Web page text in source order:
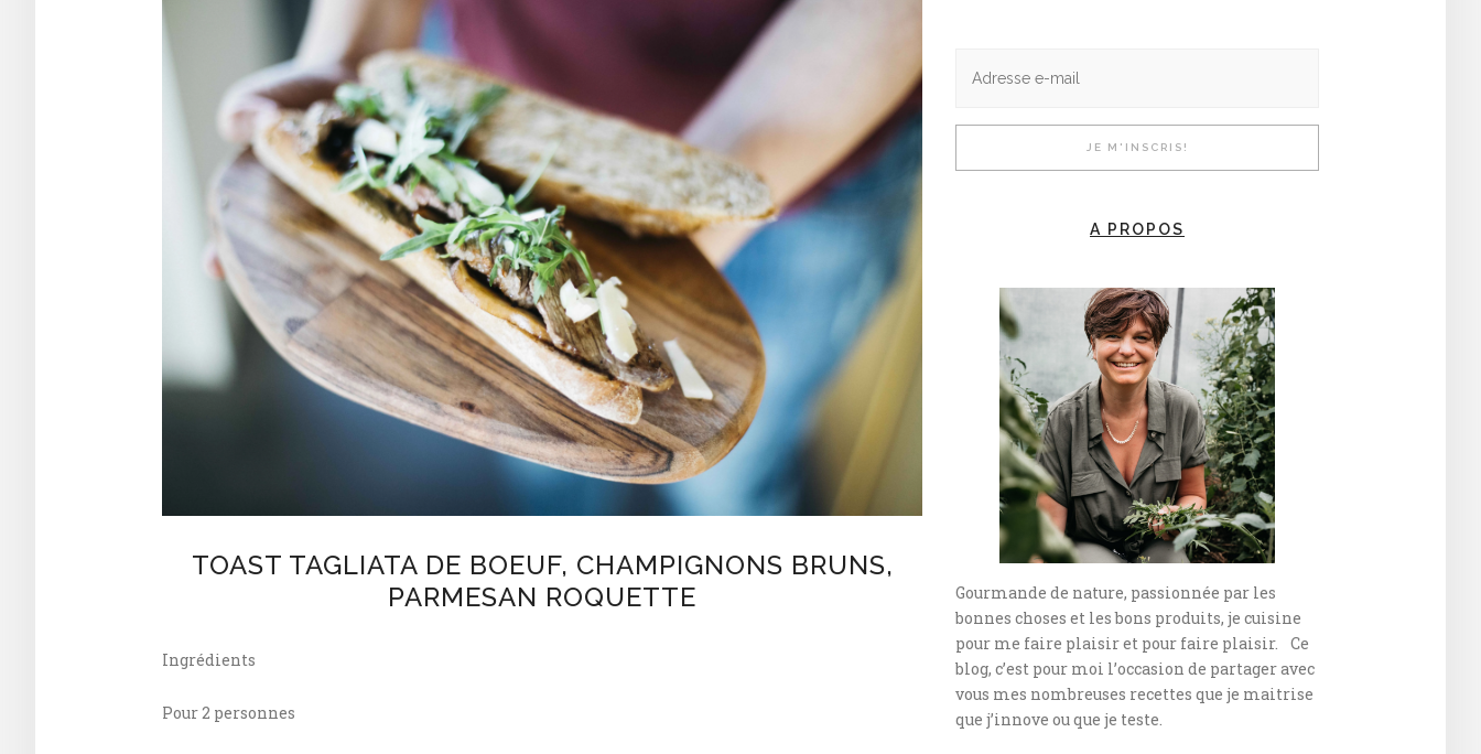
TOAST TAGLIATA DE BOEUF, CHAMPIGNONS BRUNS,
PARMESAN ROQUETTE
Ingrédients
Pour 2 personnes
A PROPOS
Gourmande de nature, passionnée par les
bonnes choses et les bons produits, je cuisine
pour me faire plaisir et pour faire plaisir. Ce
blog, c’est pour moi l’occasion de partager avec
vous mes nombreuses recettes que je maitrise
que j’innove ou que je teste.